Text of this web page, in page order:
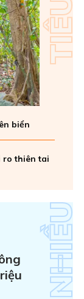
biển
ro thiên tai